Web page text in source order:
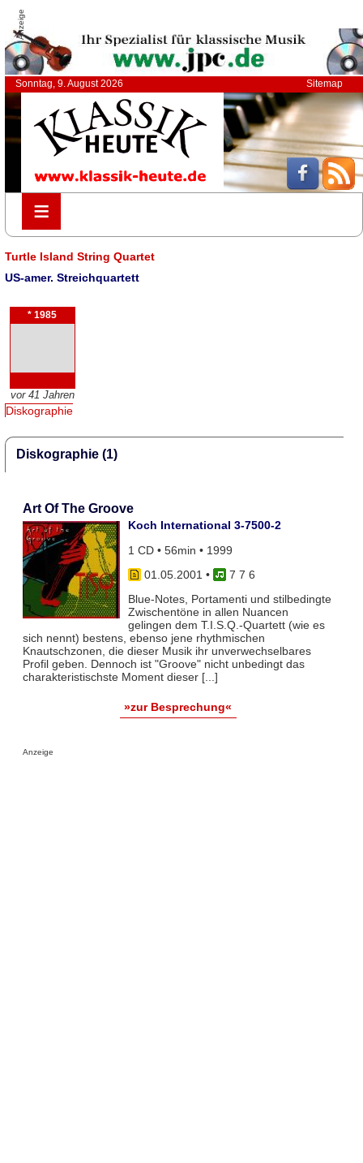
Anzeige
Sonntag, 9. August 2026 Sitemap
≡
≡
Turtle Island String Quartet
US-amer. Streichquartett
* 1985
vor 41 Jahren
Diskographie
Diskographie (1)
Art Of The Groove
Koch International 3-7500-2
1 CD • 56min • 1999
01.05.2001 •
7 7 6
Blue-Notes, Portamenti und stilbedingte
Zwischentöne in allen Nuancen
gelingen dem T.I.S.Q.-Quartett (wie es
sich nennt) bestens, ebenso jene rhythmischen
Knautschzonen, die dieser Musik ihr unverwechselbares
Profil geben. Dennoch ist "Groove" nicht unbedingt das
charakteristischste Moment dieser [...]
»zur Besprechung«
Anzeige